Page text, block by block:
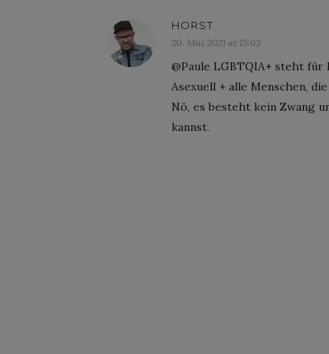
HORST
20. Mai 2021 at 15:03
@Paule LGBTQIA+ steht für
Asexuell + alle Menschen,
Nö, es besteht kein Zwang
kannst.